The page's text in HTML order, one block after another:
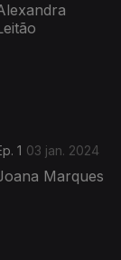
1 03 jan. 2024
Marques